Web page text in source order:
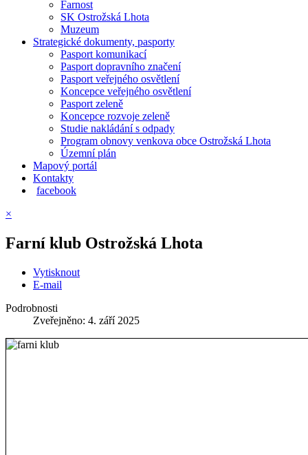
Farnost
SK Ostrožská Lhota
Muzeum
Strategické dokumenty, pasporty
Pasport komunikací
Pasport dopravního značení
Pasport veřejného osvětlení
Koncepce veřejného osvětlení
Pasport zeleně
Koncepce rozvoje zeleně
Studie nakládání s odpady
Program obnovy venkova obce Ostrožská Lhota
Územní plán
Mapový portál
Kontakty
facebook
×
Farní klub Ostrožská Lhota
Vytisknout
E-mail
Podrobnosti
Zveřejněno: 4. září 2025